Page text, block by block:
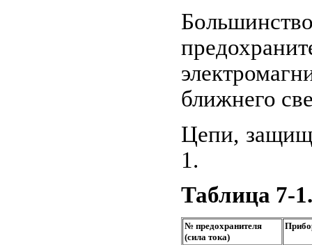
ближнего
Цепи,
1.
Таблица 7-1.
№ предохранителя
(сила тока)